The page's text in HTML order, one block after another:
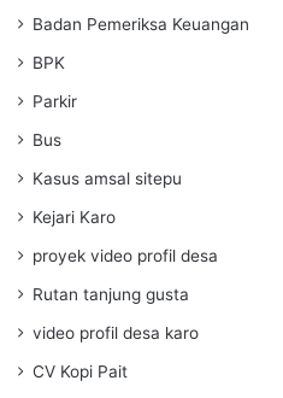
Badan Pemeriksa Keuangan
BPK
Parkir
Bus
Kasus amsal sitepu
Kejari Karo
proyek video profil desa
Rutan tanjung gusta
video profil desa karo
CV Kopi Pait